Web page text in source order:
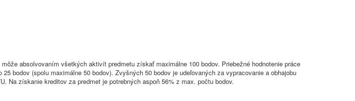
absolvovaním všetkých aktivít predmetu získať maximálne 100 bodov. Priebežné hodnotenie práce
bodov (spolu maximálne 50 bodov). Zvyšných 50 bodov je udeľovaných za vypracovanie a obhajobu
Na získanie kreditov za predmet je potrebných aspoň 56% z max. počtu bodov.